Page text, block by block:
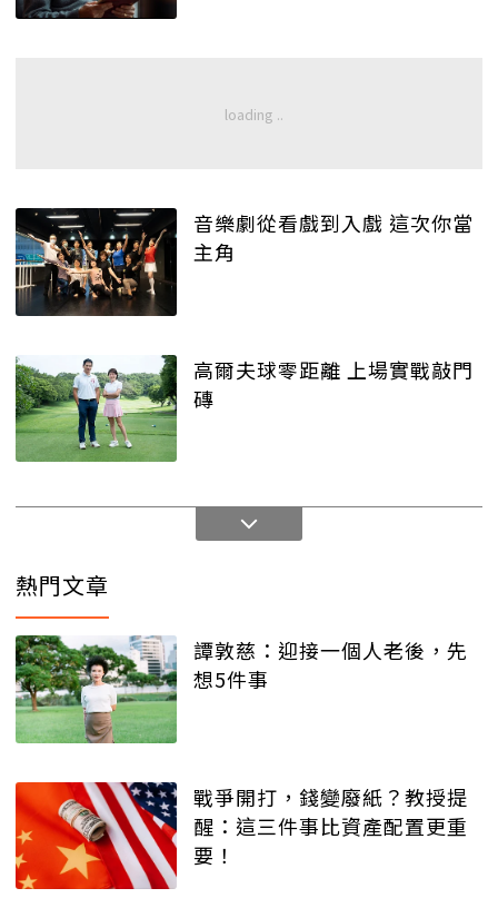
音樂劇從看戲到入戲 這次你當
主角
高爾夫球零距離 上場實戰敲門
磚
熱門文章
譚敦慈：迎接一個人老後，先
想5件事
戰爭開打，錢變廢紙？教授提
醒：這三件事比資產配置更重
要！